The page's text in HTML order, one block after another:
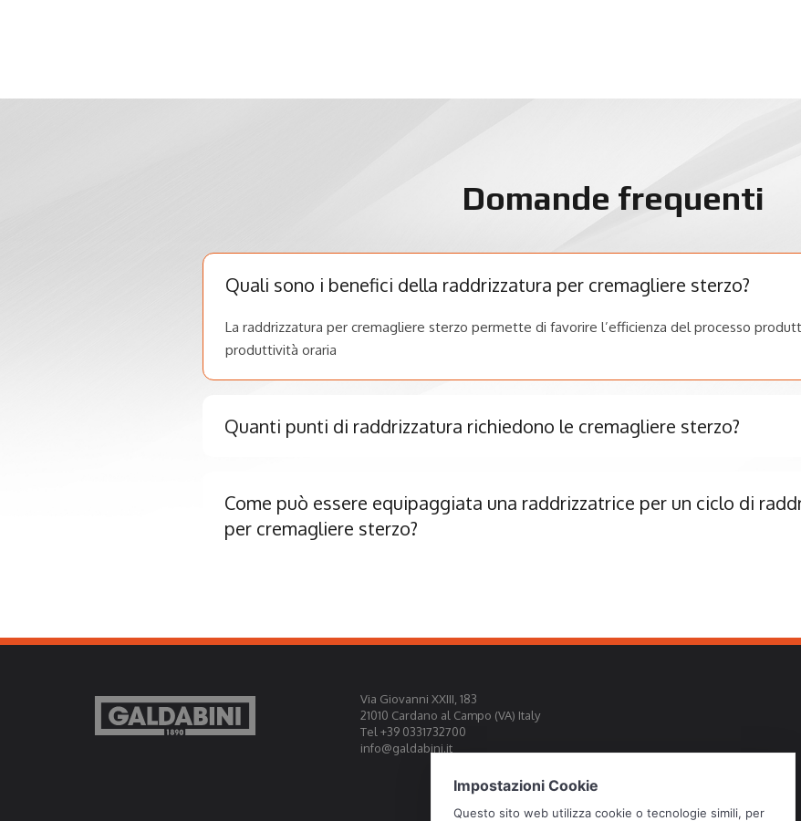
Domande frequenti
Quali sono i benefici della raddrizzatura per cremagliere sterzo?
La raddrizzatura per cremagliere sterzo permette di favorire l’efficienza del processo
produttività oraria
Quanti punti di raddrizzatura richiedono le cremagliere sterzo?
Come può essere equipaggiata una raddrizzatrice per un ciclo di
per cremagliere sterzo?
Via Giovanni XXIII, 183
21010 Cardano al Campo (VA) Italy
Tel +39 0331732700
info@galdabini.it